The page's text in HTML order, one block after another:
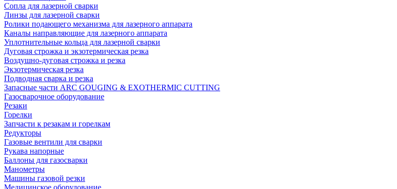
Сопла для лазерной сварки
Линзы для лазерной сварки
Ролики подающего механизма для лазерного аппарата
Каналы направляющие для лазерного аппарата
Уплотнительные кольца для лазерной сварки
Дуговая строжка и экзотермическая резка
Воздушно-дуговая строжка и резка
Экзотермическая резка
Подводная сварка и резка
Запасные части ARC GOUGING & EXOTHERMIC CUTTING
Газосварочное оборудование
Резаки
Горелки
Запчасти к резакам и горелкам
Редукторы
Газовые вентили для сварки
Рукава напорные
Баллоны для газосварки
Манометры
Машины газовой резки
Медицинское оборудование